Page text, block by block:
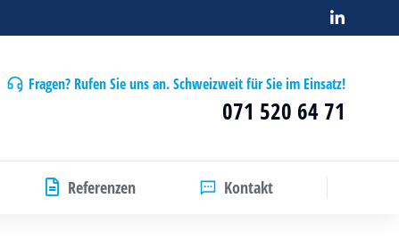
Fragen? Rufen Sie uns an. Schweizweit für Sie im Einsatz!
071 520 64 71
Referenzen Kontakt